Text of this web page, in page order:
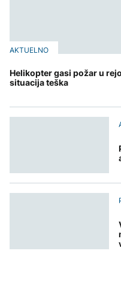
AKTUELNO
Helikopter gasi požar u
situacija teška